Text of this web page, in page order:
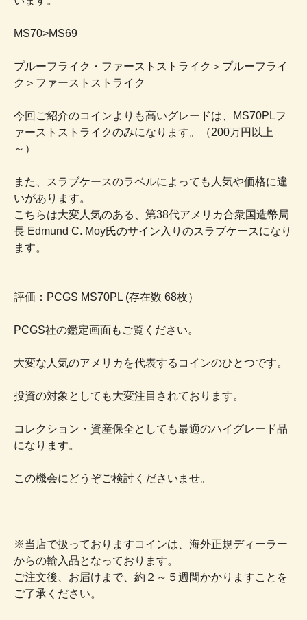
MS70>MS69
プルーフライク・ファーストストライク＞プルーフライ
ク＞ファーストストライク
今回ご紹介のコインよりも高いグレードは、MS70PLフ
ァーストストライクのみになります。（200万円以上
～）
また、スラブケースのラベルによっても人気や価格に違
いがあります。
こちらは大変人気のある、第38代アメリカ合衆国造幣局
長 Edmund C. Moy氏のサイン入りのスラブケースになり
ます。
評価：PCGS MS70PL (存在数 68枚）
PCGS社の鑑定画面もご覧ください。
大変な人気のアメリカを代表するコインのひとつです。
投資の対象としても大変注目されております。
コレクション・資産保全としても最適のハイグレード品
になります。
この機会にどうぞご検討くださいませ。
※当店で扱っておりますコインは、海外正規ディーラー
からの輸入品となっております。
ご注文後、お届けまで、約２～５週間かかりますことを
ご了承ください。